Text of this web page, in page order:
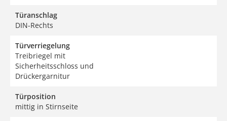
Türanschlag
DIN-Rechts
Türverriegelung
Treibriegel mit
Sicherheitsschloss und
Drückergarnitur
Türposition
mittig in Stirnseite